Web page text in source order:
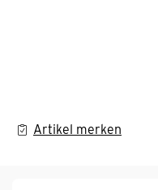
Artikel merken